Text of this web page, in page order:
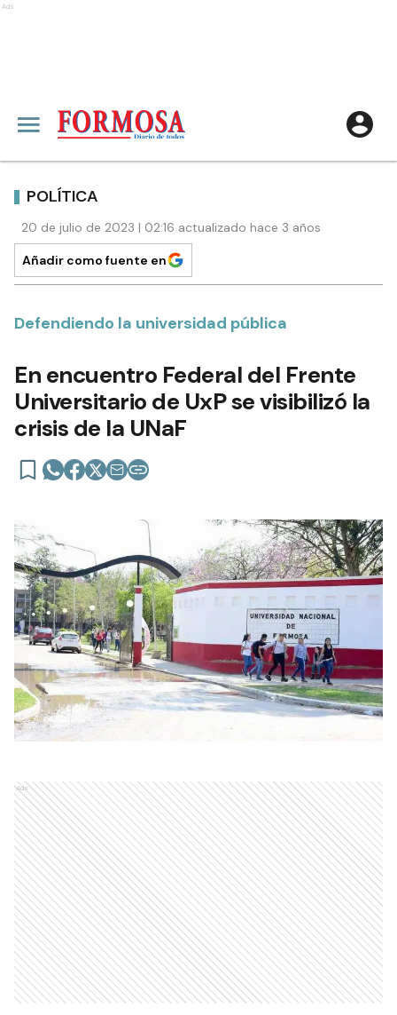
Ads
POLÍTICA
20 de julio de 2023 | 02:16 actualizado hace 3 años
Añadir como fuente en
Defendiendo la universidad pública
En encuentro Federal del Frente
Universitario de UxP se visibilizó la
crisis de la UNaF
Ads